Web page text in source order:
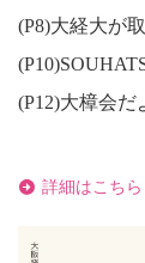
(P8)大経大が
(P12)大樟会だ
詳細はこちら